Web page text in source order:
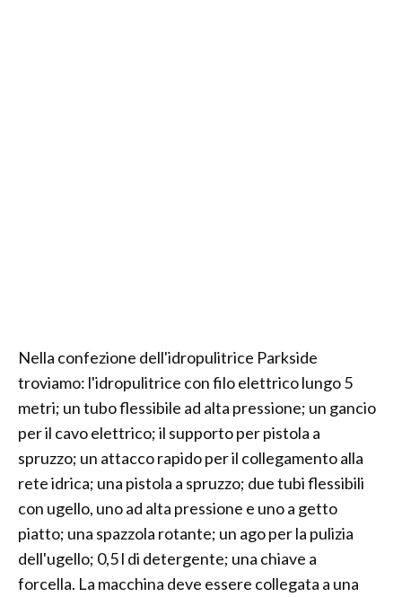
Nella confezione dell'idropulitrice Parkside
troviamo: l'idropulitrice con filo elettrico lungo 5
metri; un tubo flessibile ad alta pressione; un gancio
per il cavo elettrico; il supporto per pistola a
spruzzo; un attacco rapido per il collegamento alla
rete idrica; una pistola a spruzzo; due tubi flessibili
con ugello, uno ad alta pressione e uno a getto
piatto; una spazzola rotante; un ago per la pulizia
dell'ugello; 0,5 l di detergente; una chiave a
forcella. La macchina deve essere collegata a una